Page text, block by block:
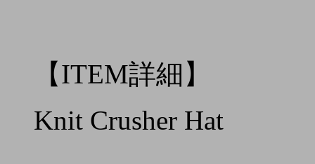
【ITEM詳細】
Knit Crusher Hat